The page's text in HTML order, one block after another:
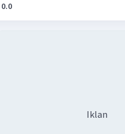
0.0
Iklan